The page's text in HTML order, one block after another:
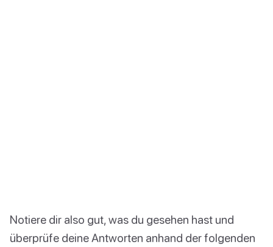
Notiere dir also gut, was du gesehen hast und
überprüfe deine Antworten anhand der folgenden